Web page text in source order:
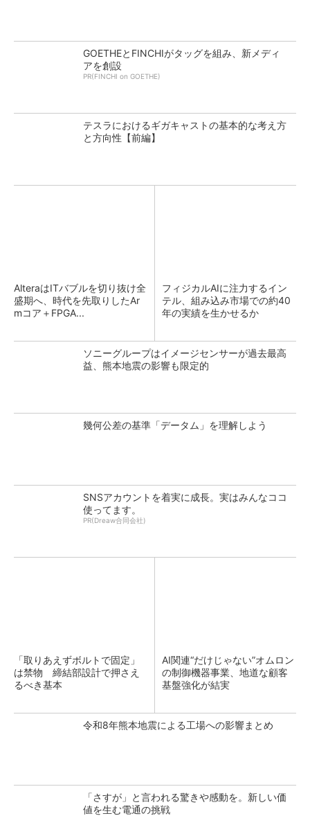
GOETHEとFINCHIがタッグを組み、新メディ
アを創設
PR(FINCHI on GOETHE)
テスラにおけるギガキャストの基本的な考え方
と方向性【前編】
AlteraはITバブルを切り抜け全
盛期へ、時代を先取りしたAr
mコア＋FPGA...
フィジカルAIに注力するイン
テル、組み込み市場での約40
年の実績を生かせるか
ソニーグループはイメージセンサーが過去最高
益、熊本地震の影響も限定的
幾何公差の基準「データム」を理解しよう
SNSアカウントを着実に成長。実はみんなココ
使ってます。
PR(Dreaw合同会社)
「取りあえずボルトで固定」
は禁物 締結部設計で押さえ
るべき基本
AI関連“だけじゃない”オムロン
の制御機器事業、地道な顧客
基盤強化が結実
令和8年熊本地震による工場への影響まとめ
「さすが」と言われる驚きや感動を。新しい価
値を生む電通の挑戦